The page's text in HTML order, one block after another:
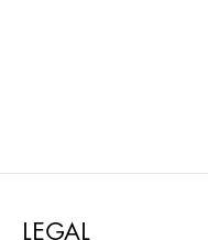
LEGAL